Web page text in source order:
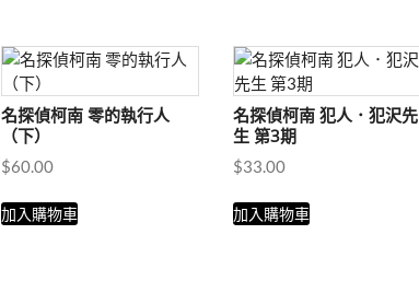
名探偵柯南 零的執行人
（下）
$60.00
加入購物車
名探偵柯南 犯人．犯沢先
生 第3期
$33.00
加入購物車